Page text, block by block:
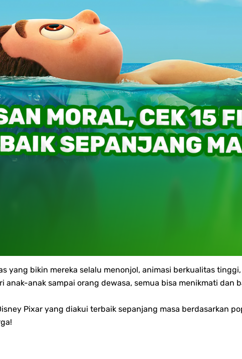
yang bikin mereka selalu menonjol, animasi berkualitas
anak sampai orang dewasa, semua bisa menikmati dan
Pixar yang diakui terbaik sepanjang masa berdasarkan